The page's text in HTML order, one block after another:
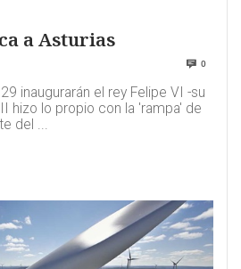
a Asturias
0
inaugurarán el rey Felipe VI -su
hizo lo propio con la 'rampa' de
del ...